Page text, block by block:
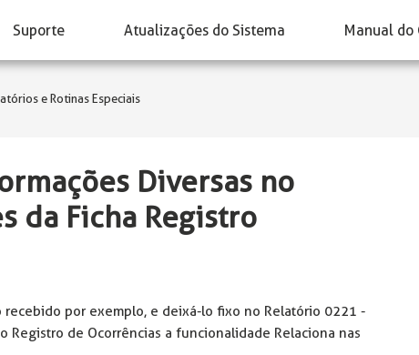
Suporte Atualizações do Sistema Manual do
e Rotinas Especiais
Diversas no
da Ficha Registro
por exemplo, e deixá-lo fixo no Relatório 0221 -
Registro de Ocorrências a funcionalidade Relaciona nas